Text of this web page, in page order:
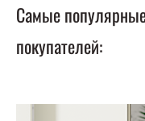
Самые
покупателей: